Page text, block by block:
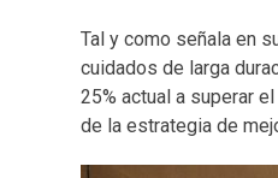
Tal y como señala en
cuidados de larga
25% actual a superar
de la estrategia de